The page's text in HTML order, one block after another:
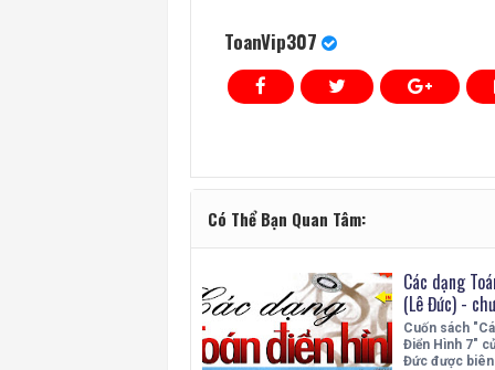
ToanVip307
Có Thể Bạn Quan Tâm:
Các dạng
(Lê Đức) -
Cuốn sách
Điển Hình 7"
Đức được